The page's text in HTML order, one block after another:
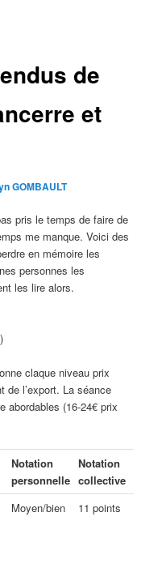
de
et
GOMBAULT
pris le temps de faire de
me manque. Voici des
en mémoire les
personnes les
les lire alors.
claque niveau prix
de l’export. La séance
abordables (16-24€ prix
Notation
personnelle
Notation
collective
Moyen/bien 11 points